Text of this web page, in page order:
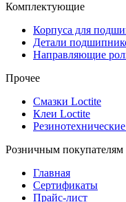
Комплектующие
Корпуса для
Детали
Направляющие
Прочее
Смазки Loctite
Клеи Loctite
Розничным покупателям
Главная
Сертификаты
Прайс-лист